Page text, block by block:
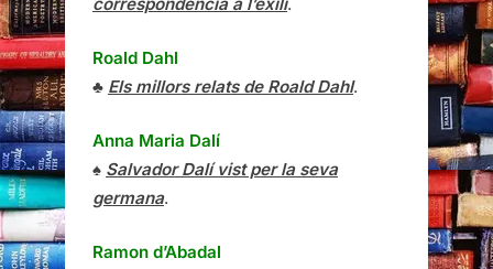
correspondència a l’exili.
Roald Dahl
♣ Els millors relats de Roald Dahl.
Anna Maria Dalí
♠ Salvador Dalí vist per la seva
germana.
Ramon d’Abadal